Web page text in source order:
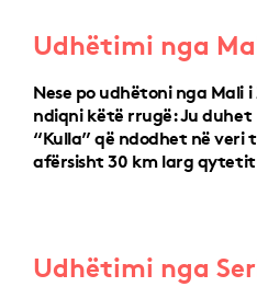
Udhëtimi nga
Nese po udhëtoni nga Mali
ndiqni këtë rrugë: Ju
“Kulla” që ndodhet në veri
afërsisht 30 km larg qytetit
Udhëtimi nga